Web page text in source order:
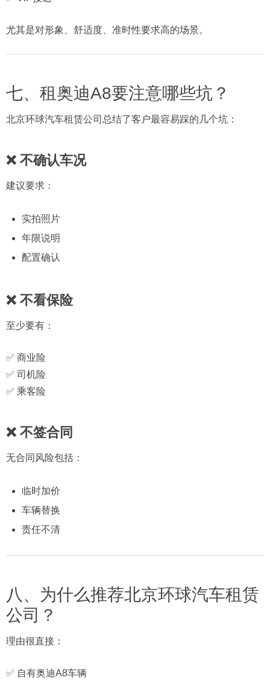
尤其是对形象、舒适度、准时性要求高的场景。
七、租奥迪A8要注意哪些坑？
北京环球汽车租赁公司总结了客户最容易踩的几个坑：
❌ 不确认车况
建议要求：
实拍照片
年限说明
配置确认
❌ 不看保险
至少要有：
✅ 商业险
✅ 司机险
✅ 乘客险
❌ 不签合同
无合同风险包括：
临时加价
车辆替换
责任不清
八、为什么推荐北京环球汽车租赁
公司？
理由很直接：
✅ 自有奥迪A8车辆